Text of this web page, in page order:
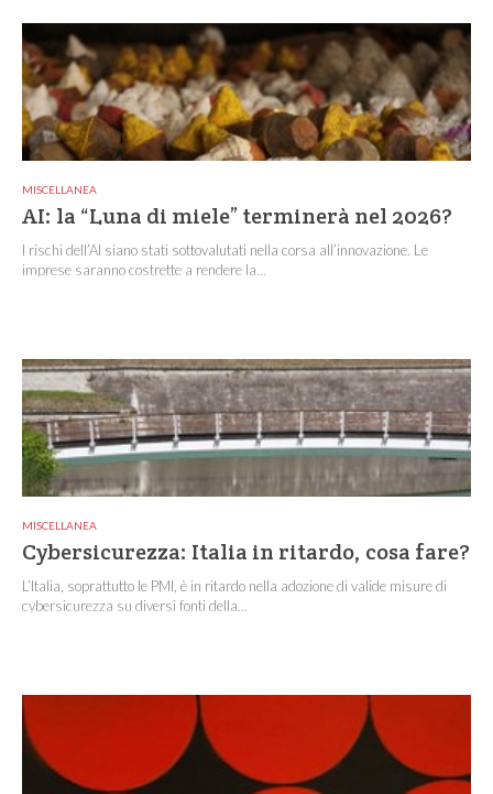
MISCELLANEA
AI: la “Luna di miele” terminerà nel 2026?
I rischi dell’AI siano stati sottovalutati nella corsa all’innovazione. Le
imprese saranno costrette a rendere la...
MISCELLANEA
Cybersicurezza: Italia in ritardo, cosa fare?
L’Italia, soprattutto le PMI, è in ritardo nella adozione di valide misure di
cybersicurezza su diversi fonti della...